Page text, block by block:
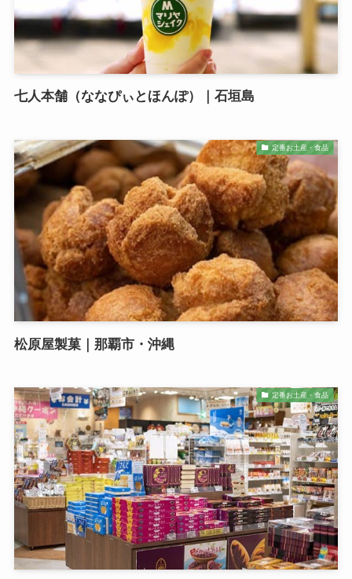
七人本舗（ななぴぃとほんぽ）｜石垣島
定番お土産・食品
松原屋製菓｜那覇市・沖縄
定番お土産・食品